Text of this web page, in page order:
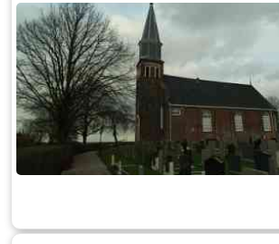
Read more
Tekst: © Foto: © Bauke Folkertsma